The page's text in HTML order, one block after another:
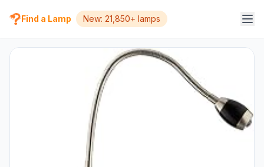
Find a Lamp New: 21,850+ lamps